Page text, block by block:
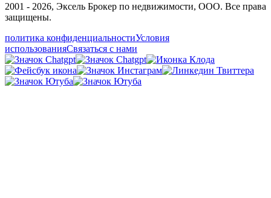
2001 - 2026, Эксель Брокер по недвижимости, ООО. Все права
защищены.
политика конфиденциальностиУсловия
использованияСвязаться с нами